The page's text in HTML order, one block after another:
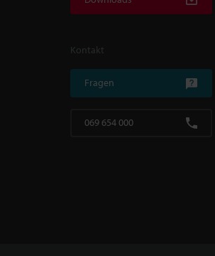
Kontakt
Fragen
069 654 000